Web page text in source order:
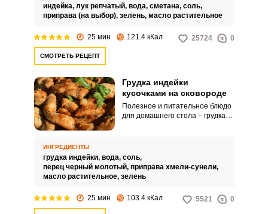
пикантности и яркого аромата.
индейка, лук репчатый, вода, сметана, соль,
приправа (на выбор), зелень, масло растительное
25 мин 121.4 кКал 25724 0
СМОТРЕТЬ РЕЦЕПТ
Грудка индейки
кусочками на сковороде
Полезное и питательное блюдо
для домашнего стола – грудка
отсутствием лишего жира.
ИНГРЕДИЕНТЫ
грудка индейки, вода, соль,
перец черный молотый, приправа хмели-сунели,
масло растительное, зелень
25 мин 103.4 кКал 5521 0